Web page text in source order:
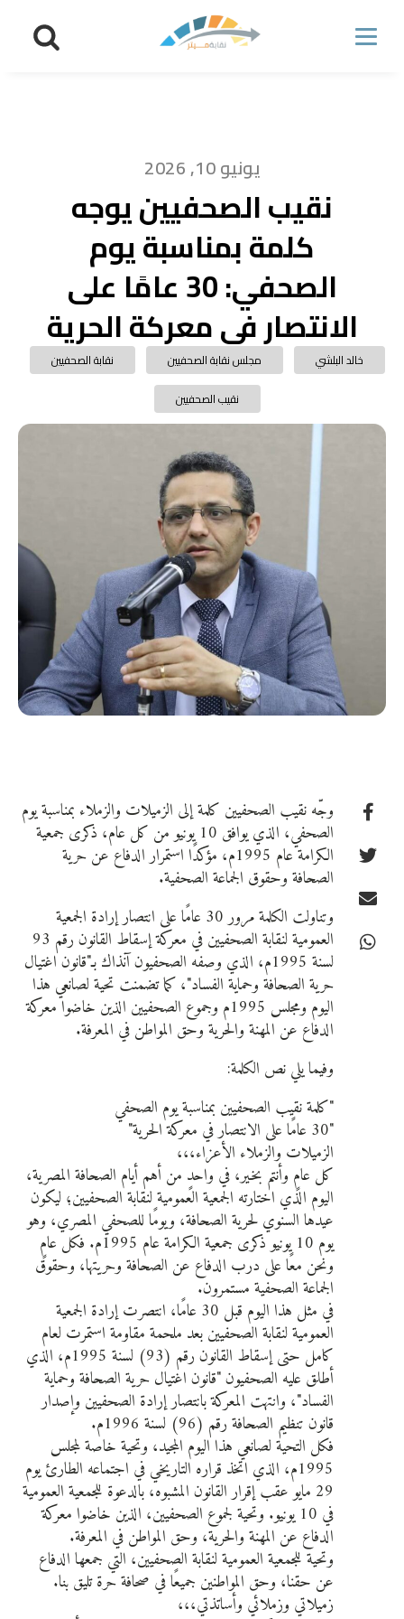
يونيو 10, 2026
نقيب الصحفيين يوجه
كلمة بمناسبة يوم
الصحفي: 30 عامًا على
الانتصار في معركة الحرية
خالد البلشي مجلس نقابة الصحفيين
نقابة الصحفيين
نقيب الصحفيين
وجّه نقيب الصحفيين كلمة إلى الزميلات والزملاء بمناسبة يوم
الصحفي، الذي يوافق 10 يونيو من كل عام، ذكرى جمعية
الكرامة عام 1995م، مؤكدًا استمرار الدفاع عن حرية
الصحافة وحقوق الجماعة الصحفية.
وتناولت الكلمة مرور 30 عامًا على انتصار إرادة الجمعية
العمومية لنقابة الصحفيين في معركة إسقاط القانون رقم 93
لسنة 1995م، الذي وصفه الصحفيون آنذاك بـ"قانون اغتيال
حرية الصحافة وحماية الفساد"، كما تضمنت تحية لصانعي هذا
اليوم ومجلس 1995م وجموع الصحفيين الذين خاضوا معركة
الدفاع عن المهنة والحرية وحق المواطن في المعرفة.
وفيما يلي نص الكلمة:
"كلمة نقيب الصحفيين بمناسبة يوم الصحفي
"30 عامًا على الانتصار في معركة الحرية"
الزميلات والزملاء الأعزاء،،،
كل عامٍ وأنتم بخير، في واحدٍ من أهم أيام الصحافة المصرية،
اليوم الذي اختارته الجمعية العمومية لنقابة الصحفيين؛ ليكون
عيدها السنوي لحرية الصحافة، ويومًا للصحفي المصري، وهو
يوم 10 يونيو ذكرى جمعية الكرامة عام 1995م. فكل عامٍ
ونحن معًا على درب الدفاع عن الصحافة وحريتها، وحقوق
الجماعة الصحفية مستمرون.
في مثل هذا اليوم قبل 30 عامًا، انتصرت إرادة الجمعية
العمومية لنقابة الصحفيين بعد ملحمة مقاومة استمرت لعام
كامل حتى إسقاط القانون رقم (93) لسنة 1995م، الذي
أطلق عليه الصحفيون "قانون اغتيال حرية الصحافة وحماية
الفساد"، وانتهت المعركة بانتصار إرادة الصحفيين وإصدار
قانون تنظيم الصحافة رقم (96) لسنة 1996م.
فكل التحية لصانعي هذا اليوم المجيد، وتحية خاصة لمجلس
1995م، الذي اتخذ قراره التاريخي في اجتماعه الطارئ يوم
29 مايو عقب إقرار القانون المشبوه، بالدعوة للجمعية العمومية
في 10 يونيو. وتحية لجموع الصحفيين، الذين خاضوا معركة
الدفاع عن المهنة والحرية، وحق المواطن في المعرفة.
وتحية للجمعية العمومية لنقابة الصحفيين، التي جمعها الدفاع
عن حقنا، وحق المواطنين جميعًا في صحافة حرة تليق بنا.
زميلاتي وزملائي وأساتذتي،،،